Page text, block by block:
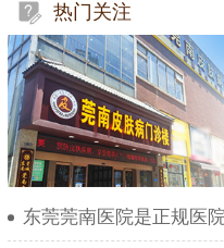
热门关注
东莞莞南医院是正规医